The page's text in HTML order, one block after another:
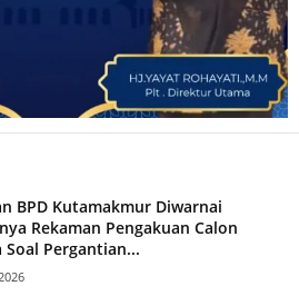
BPD Kutamakmur Diwarnai
Rekaman Pengakuan Calon
Soal Pergantian...